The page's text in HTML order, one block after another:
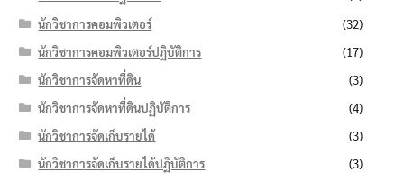
นักวิชาการคอมพิวเตอร์
(32)
นักวิชาการคอมพิวเตอร์ปฏิบัติการ
(17)
นักวิชาการจัดหาที่ดิน
(3)
นักวิชาการจัดหาที่ดินปฏิบัติการ
(4)
นักวิชาการจัดเก็บรายได้
(3)
นักวิชาการจัดเก็บรายได้ปฏิบัติการ
(3)